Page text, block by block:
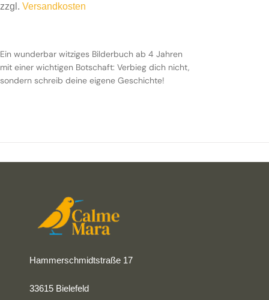
zzgl. Versandkosten
deine eigene Geschichte!
Ein wunderbar witziges Bilderbuch ab 4 Jahren
mit einer wichtigen Botschaft: Verbieg dich nicht,
sondern schreib deine eigene Geschichte!
Hammerschmidtstraße 17
33615 Bielefeld